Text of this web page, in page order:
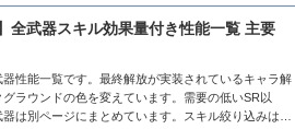
全武器スキル効果量付き性能一覧 主要
器性能一覧です。最終解放が実装されているキャラ解
ラウンドの色を変えています。需要の低いSR以
は別ページにまとめています。スキル絞り込みは下